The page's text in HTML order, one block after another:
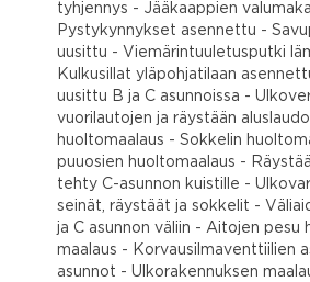
tyhjennys - Jääkaappien
Pystykynnykset asennettu -
uusittu - Viemärintuuletusputki
Kulkusillat yläpohjatilaan
uusittu B ja C asunnoissa -
vuorilautojen ja räystään
huoltomaalaus - Sokkelin
puuosien huoltomaalaus -
tehty C-asunnon kuistille -
seinät, räystäät ja sokkelit -
ja C asunnon väliin - Aitojen pesu
maalaus - Korvausilmaventtiilien
asunnot - Ulkorakennuksen